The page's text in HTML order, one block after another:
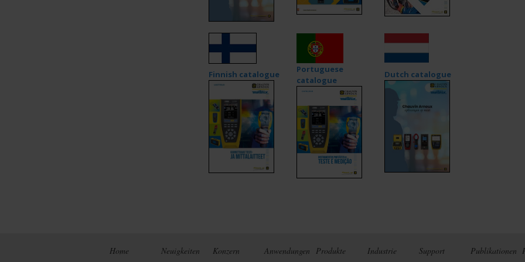
Finnish catalogue
Portuguese
catalogue
Dutch catalogue
Home Neuigkeiten Konzern Anwendungen Produkte Industrie Support Publikationen